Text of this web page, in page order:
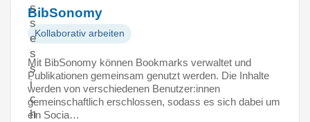
s
s
e
s
s
i
c
h
BibSonomy
Kollaborativ arbeiten
Mit BibSonomy können Bookmarks verwaltet und
Publikationen gemeinsam genutzt werden. Die Inhalte
werden von verschiedenen Benutzer:innen
gemeinschaftlich erschlossen, sodass es sich dabei um
ein Socia…